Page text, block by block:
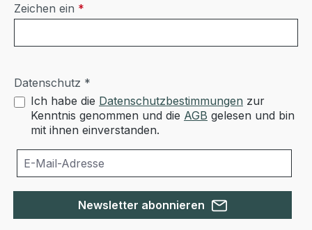
Zeichen ein *
Datenschutz *
Ich habe die Datenschutzbestimmungen zur
Kenntnis genommen und die AGB gelesen und bin
mit ihnen einverstanden.
Newsletter abonnieren